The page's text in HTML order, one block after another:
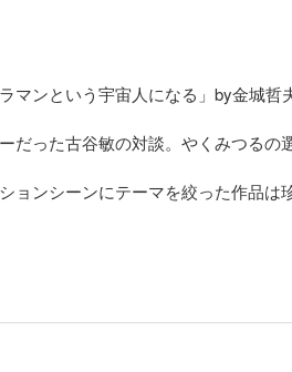
マンという宇宙人になる」by金城哲
った古谷敏の対談。やくみつるの
ンシーンにテーマを絞った作品は